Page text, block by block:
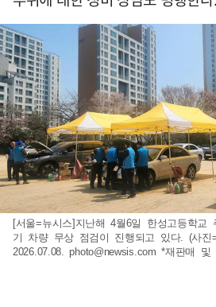
[서울=뉴시스]지난해 4월6일 한성고등학교
기 차량 무상 점검이 진행되고 있다. (사진
2026.07.08.photo@newsis.com *재판매 및